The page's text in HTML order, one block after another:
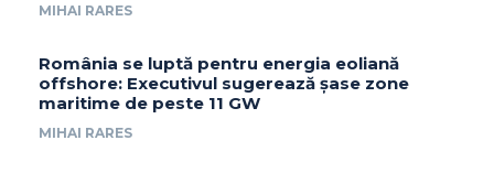
MIHAI RARES
România se luptă pentru energia eoliană
offshore: Executivul sugerează șase zone
maritime de peste 11 GW
MIHAI RARES